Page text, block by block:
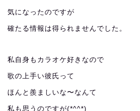
気になったのですが
確たる情報は得られませんでした。
私自身もカラオケ好きなので
歌の上手い彼氏って
ほんと羨ましいな〜なんて
私も思うのですが(*^^*)